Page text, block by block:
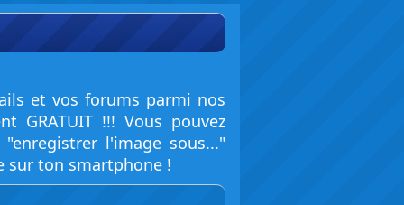
et vos forums parmi nos
GRATUIT !!! Vous pouvez
l'image sous..."
sur ton smartphone !